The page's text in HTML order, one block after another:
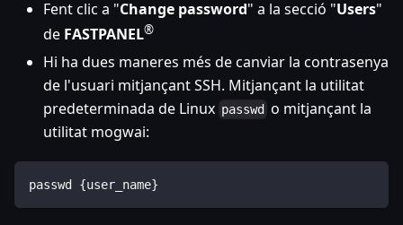
Fent clic a "Change password" a la secció "Users"
de FASTPANEL®
Hi ha dues maneres més de canviar la contrasenya
de l'usuari mitjançant SSH. Mitjançant la utilitat
predeterminada de Linux passwd o mitjançant la
utilitat mogwai:
passwd {user_name}